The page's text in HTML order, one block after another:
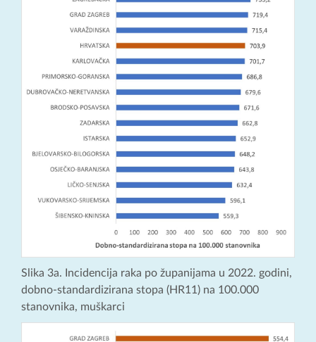
Slika 3a. Incidencija raka po županijama u 2022. godini,
dobno-standardizirana stopa (HR11) na 100.000
stanovnika, muškarci